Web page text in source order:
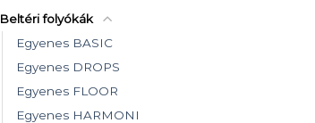
Beltéri folyókák
Egyenes BASIC
Egyenes DROPS
Egyenes FLOOR
Egyenes HARMONI